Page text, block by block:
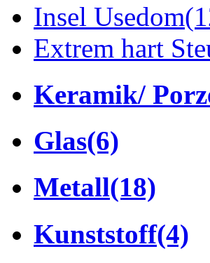
Insel Usedom
Extrem hart
Keramik/
Glas(6)
Metall(18)
Kunststoff(4)